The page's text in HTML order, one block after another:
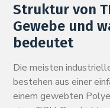
Struktur von
Gewebe und
bedeutet
Die meisten
bestehen aus einer
einem gewebten